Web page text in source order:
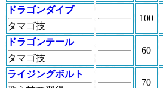
ドラゴンダイブ
タマゴ技
100
ドラゴンテール
タマゴ技
60
ライジングボルト
70